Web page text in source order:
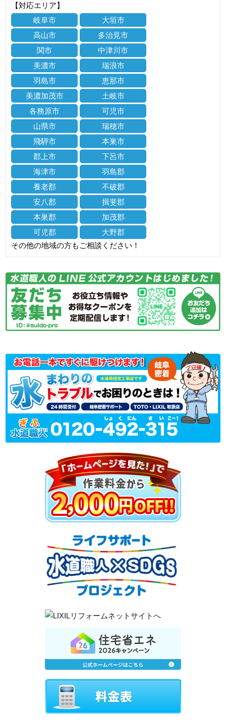
【対応エリア】
岐阜市
大垣市
高山市
多治見市
関市
中津川市
美濃市
瑞浪市
羽島市
恵那市
美濃加茂市
土岐市
各務原市
可児市
山県市
瑞穂市
飛騨市
本巣市
郡上市
下呂市
海津市
羽島郡
養老郡
不破郡
安八郡
揖斐郡
本巣郡
加茂郡
可児郡
大野郡
その他の地域の方もご相談ください！